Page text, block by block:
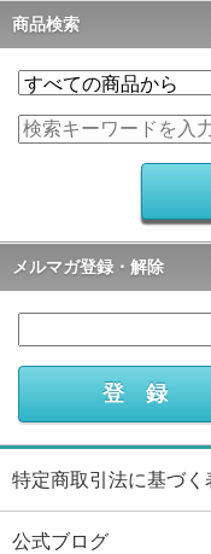
商品検索
メルマガ登録・解除
特定商取引法に基づく
公式ブログ